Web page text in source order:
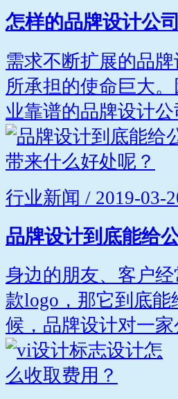
怎样的品牌设计公
需求不断扩展的品
所承担的使命巨大
业靠谱的品牌设计
行业新闻 / 2019-03-
品牌设计到底能给
身边的朋友、客户
款logo，那它到底
候，品牌设计对一